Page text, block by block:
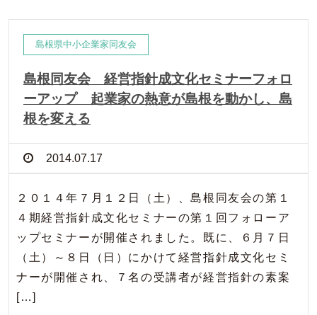
島根県中小企業家同友会
島根同友会 経営指針成文化セミナーフォロ
ーアップ 起業家の熱意が島根を動かし、島
根を変える
2014.07.17
２０１４年７月１２日（土）、島根同友会の第１
４期経営指針成文化セミナーの第１回フォローア
ップセミナーが開催されました。既に、６月７日
（土）～８日（日）にかけて経営指針成文化セミ
ナーが開催され、７名の受講者が経営指針の素案
[…]